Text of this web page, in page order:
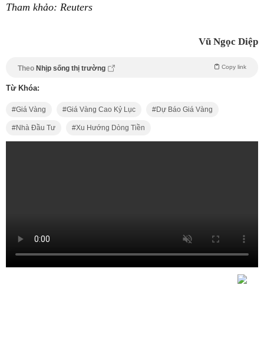
Tham khảo: Reuters
Vũ Ngọc Diệp
Theo Nhịp sống thị trường Copy link
Từ Khóa:
Giá Vàng Giá Vàng Cao Kỷ Lục Dự Báo Giá Vàng
Nhà Đầu Tư Xu Hướng Dòng Tiền